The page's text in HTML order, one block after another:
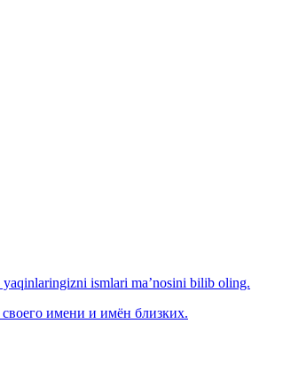
ismlari ma’nosini bilib oling.
имени и имён близких.